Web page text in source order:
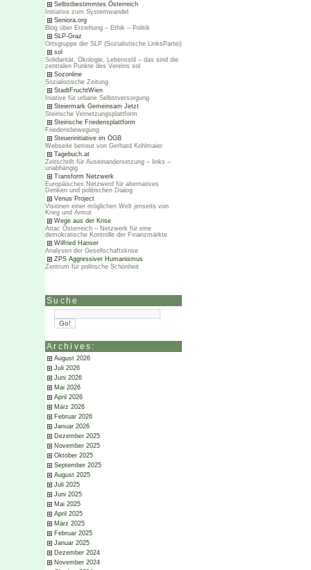
Selbstbestimmtes Österreich
Initiative zum Systemwandel
Seniora.org
Blog über Erziehung – Ethik – Politik
SLP-Graz
Ortsgruppe der SLP (Sozialistische LinksPartei)
sol
Solidarität, Ökologie, Lebensstil – das sind die
zentralen Punkte des Vereins sol
Sozonline
Sozialistische Zeitung
StadtFruchtWien
Iniative für urbane Selbstversorgung
Steiermark Gemeinsam Jetzt
Steirische Vernetzungsplattform
Steirische Friedensplattform
Friedensbewegung
Steuerinitiative im ÖGB
Webseite betreut von Gerhard Kohlmaier
Tagebuch.at
Zeitschrift für Auseinandersetzung – links –
unabhängig
Transform Netzwerk
Europäisches Netzwerd für alternatives
Denken und politischen Dialog
Venus Project
Visionen einer möglichen Welt jenseits von
Krieg und Armut
Wege aus der Krise
Attac Österreich – Netzwerk für eine
demokratische Kontrolle der Finanzmärkte
Wilfried Hanser
Analysen der Gesellschaftskrise
ZPS Aggressiver Humanismus
Zentrum für politische Schönheit
Suche
Archives:
August 2026
Juli 2026
Juni 2026
Mai 2026
April 2026
März 2026
Februar 2026
Januar 2026
Dezember 2025
November 2025
Oktober 2025
September 2025
August 2025
Juli 2025
Juni 2025
Mai 2025
April 2025
März 2025
Februar 2025
Januar 2025
Dezember 2024
November 2024